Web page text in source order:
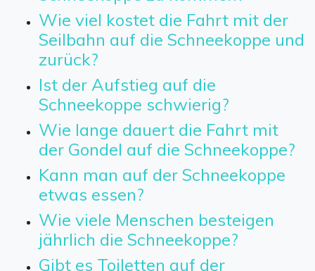
Wie viel kostet die Fahrt mit der
Seilbahn auf die Schneekoppe und
zurück?
Ist der Aufstieg auf die
Schneekoppe schwierig?
Wie lange dauert die Fahrt mit
der Gondel auf die Schneekoppe?
Kann man auf der Schneekoppe
etwas essen?
Wie viele Menschen besteigen
jährlich die Schneekoppe?
Gibt es Toiletten auf der